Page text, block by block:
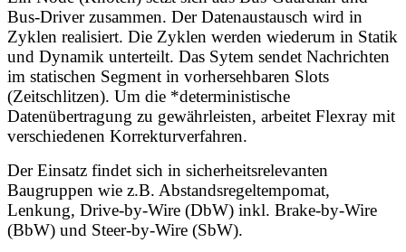
Bus-Driver zusammen. Der Datenaustausch wird in
Zyklen realisiert. Die Zyklen werden wiederum in Statik
und Dynamik unterteilt. Das Sytem sendet Nachrichten
im statischen Segment in vorhersehbaren Slots
(Zeitschlitzen). Um die *deterministische
Datenübertragung zu gewährleisten, arbeitet Flexray mit
verschiedenen Korrekturverfahren.
Der Einsatz findet sich in sicherheitsrelevanten
Baugruppen wie z.B. Abstandsregeltempomat,
Lenkung, Drive-by-Wire (DbW) inkl. Brake-by-Wire
(BbW) und Steer-by-Wire (SbW).